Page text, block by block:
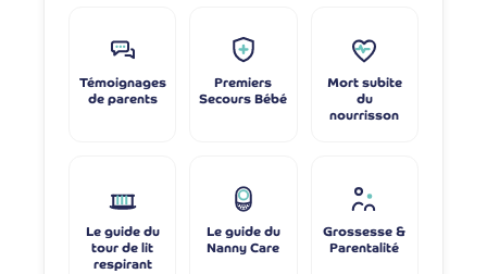
Témoignages
de parents
Premiers
Secours Bébé
Mort subite
du
nourrisson
Le guide du
tour de lit
respirant
Le guide du
Nanny Care
Grossesse &
Parentalité